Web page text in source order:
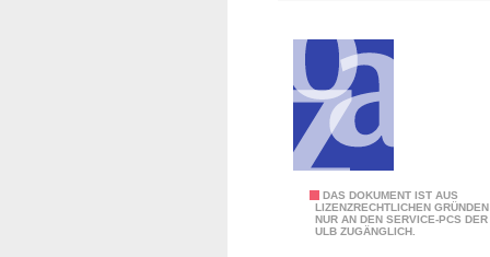
n
h
W
DAS DOKUMENT IST AUS
LIZENZRECHTLICHEN GRÜNDEN
NUR AN DEN SERVICE-PCS DER
ULB ZUGÄNGLICH.
G